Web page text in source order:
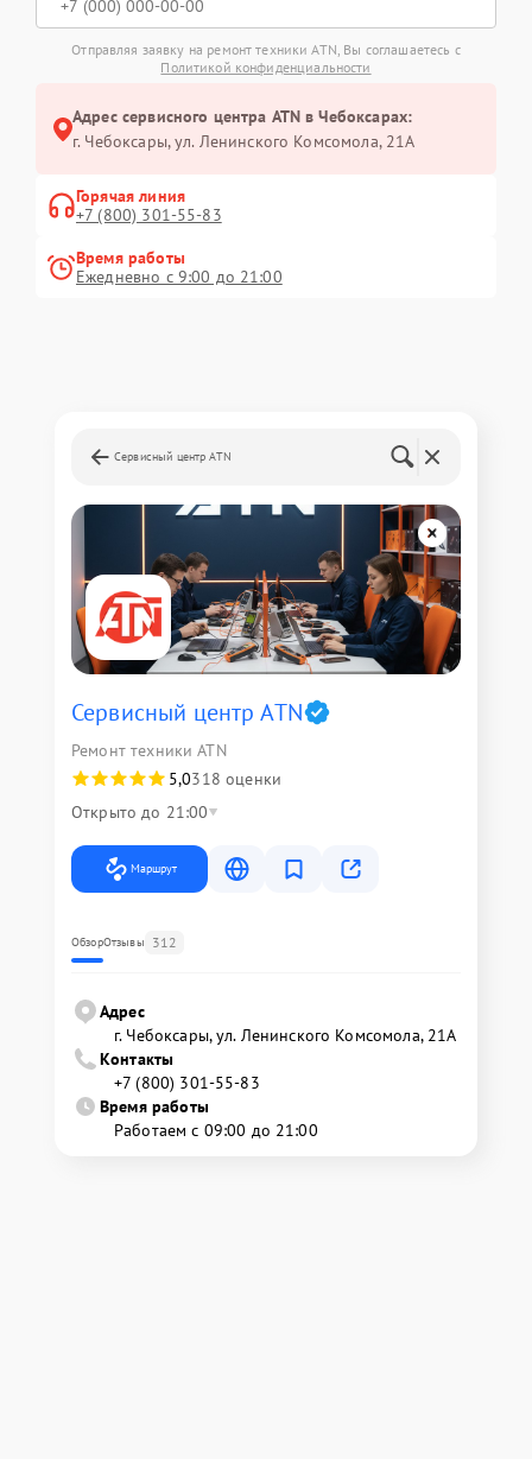
Отправляя заявку на ремонт техники ATN, Вы соглашаетесь с
Политикой конфиденциальности
Адрес сервисного центра ATN в Чебоксарах:
г. Чебоксары, ул. Ленинского Комсомола, 21А
Горячая линия
+7 (800) 301-55-83
Время работы
Ежедневно с 9:00 до 21:00
Сервисный центр ATN
Сервисный центр ATN
Ремонт техники ATN
5,0318 оценки
Открыто до 21:00
Маршрут
ОбзорОтзывы 312
Адрес
г. Чебоксары, ул. Ленинского Комсомола, 21А
Контакты
+7 (800) 301-55-83
Время работы
Работаем с 09:00 до 21:00